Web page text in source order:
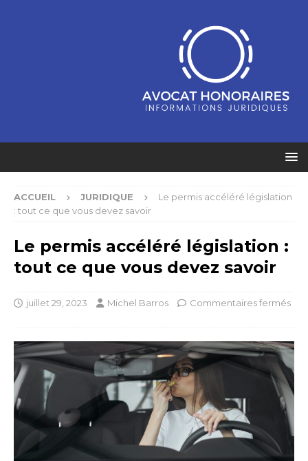
ACCUEIL JURIDIQUE
Le permis accéléré législation
: tout ce que vous devez savoir
Le permis accéléré législation :
tout ce que vous devez savoir
juillet 29, 2023 Michel Barros Commentaires fermés